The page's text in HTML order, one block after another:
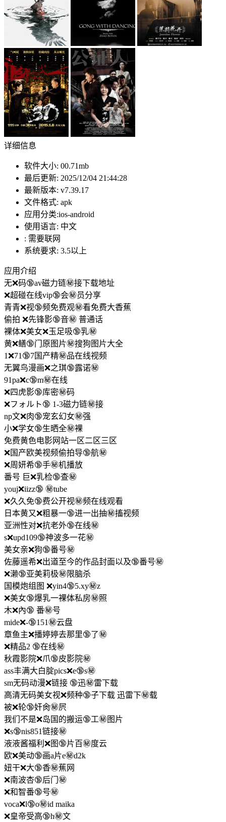
详细信息
软件大小: 00.71mb
最后更新: 2025/12/04 21:44:28
最新版本: v7.39.17
文件格式: apk
应用分类:ios-android
使用语言: 中文
: 需要联网
系统要求: 3.5以上
应用介绍
无❌码🔞av磁力链㊙️接下载地址
❌超碰在线vip🔞会㊙️员分享
青青❌视🔞频免费观㊙️看免费大香蕉
偷拍 ❌先锋影🔞音㊙️ 普通话
裸体❌美女❌玉足吸🔞乳㊙️
黄❌鳝🔞门原图片㊙️搜狗图片大全
1❌71🔞7国产精㊙️品在线视频
无翼鸟漫画❌之琪🔞露诺㊙️
91pa❌c🔞m㊙️在线
❌四虎影🔞库密㊙️码
❌フォルト🔞 1-3磁力链㊙️接
np文❌肉🔞宠玄幻女㊙️强
小❌学女🔞生晒全㊙️裸
免费黄色电影网站一区二区三区
❌国产欧美视频偷拍导🔞航㊙️
❌周妍希🔞手㊙️机播放
番号 巨❌乳检🔞查㊙️
youj❌iizz🔞 ㊙️tube
❌久久免🔞费公开视㊙️频在线观看
日本黄又❌粗暴一🔞进一出抽㊙️搐视频
亚洲性对❌抗老外🔞在线㊙️
s❌upd109🔞神波多一花㊙️
美女亲❌狗🔞番号㊙️
佐藤遥希❌出道至今的作品封面以及🔞番号㊙️
❌濑🔞亚美莉极㊙️限脑杀
国模炮组图 ❌yin4🔞5.xy㊙️z
❌美女🔞爆乳一裸体私房㊙️照
木❌內🔞 番㊙️号
mide❌-🔞151㊙️云盘
章鱼主❌播婷婷去那里🔞了㊙️
❌精品2 🔞在线㊙️
秋霞影院❌爪🔞皮影院㊙️
ass丰满大白腚pics❌e🔞s㊙️
sm无码动漫❌链接 🔞迅㊙️雷下载
高清无码美女视❌频种🔞子下载 迅雷下㊙️载
被❌轮🔞奸肏㊙️屄
我们不是❌岛国的搬运🔞工㊙️图片
❌s🔞nis851链接㊙️
液液酱福利❌图🔞片百㊙️度云
欧❌美动🔞画a片e㊙️d2k
妞干❌大🔞香㊙️蕉网
❌南波杏🔞后门㊙️
❌和智番🔞号㊙️
voca❌l🔞o㊙️id maika
❌皇帝受高🔞h㊙️文